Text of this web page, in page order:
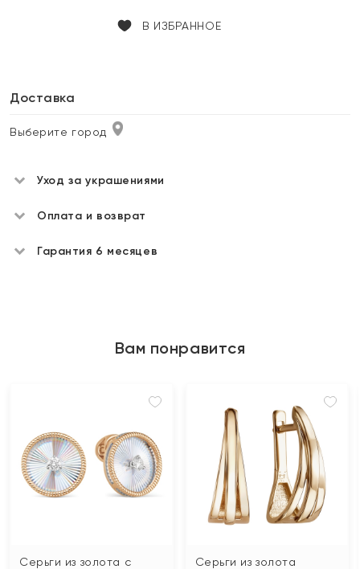
В ИЗБРАННОЕ
Доставка
Выберите город
Уход за украшениями
Оплата и возврат
Гарантия 6 месяцев
Вам понравится
Серьги из золота с
Серьги из золота